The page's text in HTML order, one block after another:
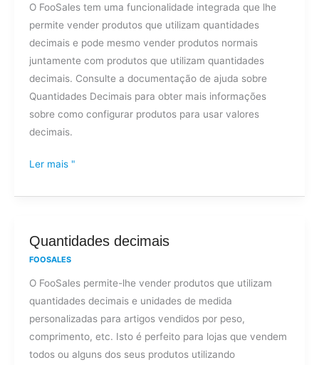
O FooSales tem uma funcionalidade integrada que lhe
permite vender produtos que utilizam quantidades
decimais e pode mesmo vender produtos normais
juntamente com produtos que utilizam quantidades
decimais. Consulte a documentação de ajuda sobre
Quantidades Decimais para obter mais informações
sobre como configurar produtos para usar valores
decimais.
que
são
vendidos
em
quantidades/unidades
de
medida
decimais
peso,
Ler mais "
Quantidades decimais
FOOSALES
O FooSales permite-lhe vender produtos que utilizam
quantidades decimais e unidades de medida
personalizadas para artigos vendidos por peso,
comprimento, etc. Isto é perfeito para lojas que vendem
todos ou alguns dos seus produtos utilizando
Quantidades
decimais